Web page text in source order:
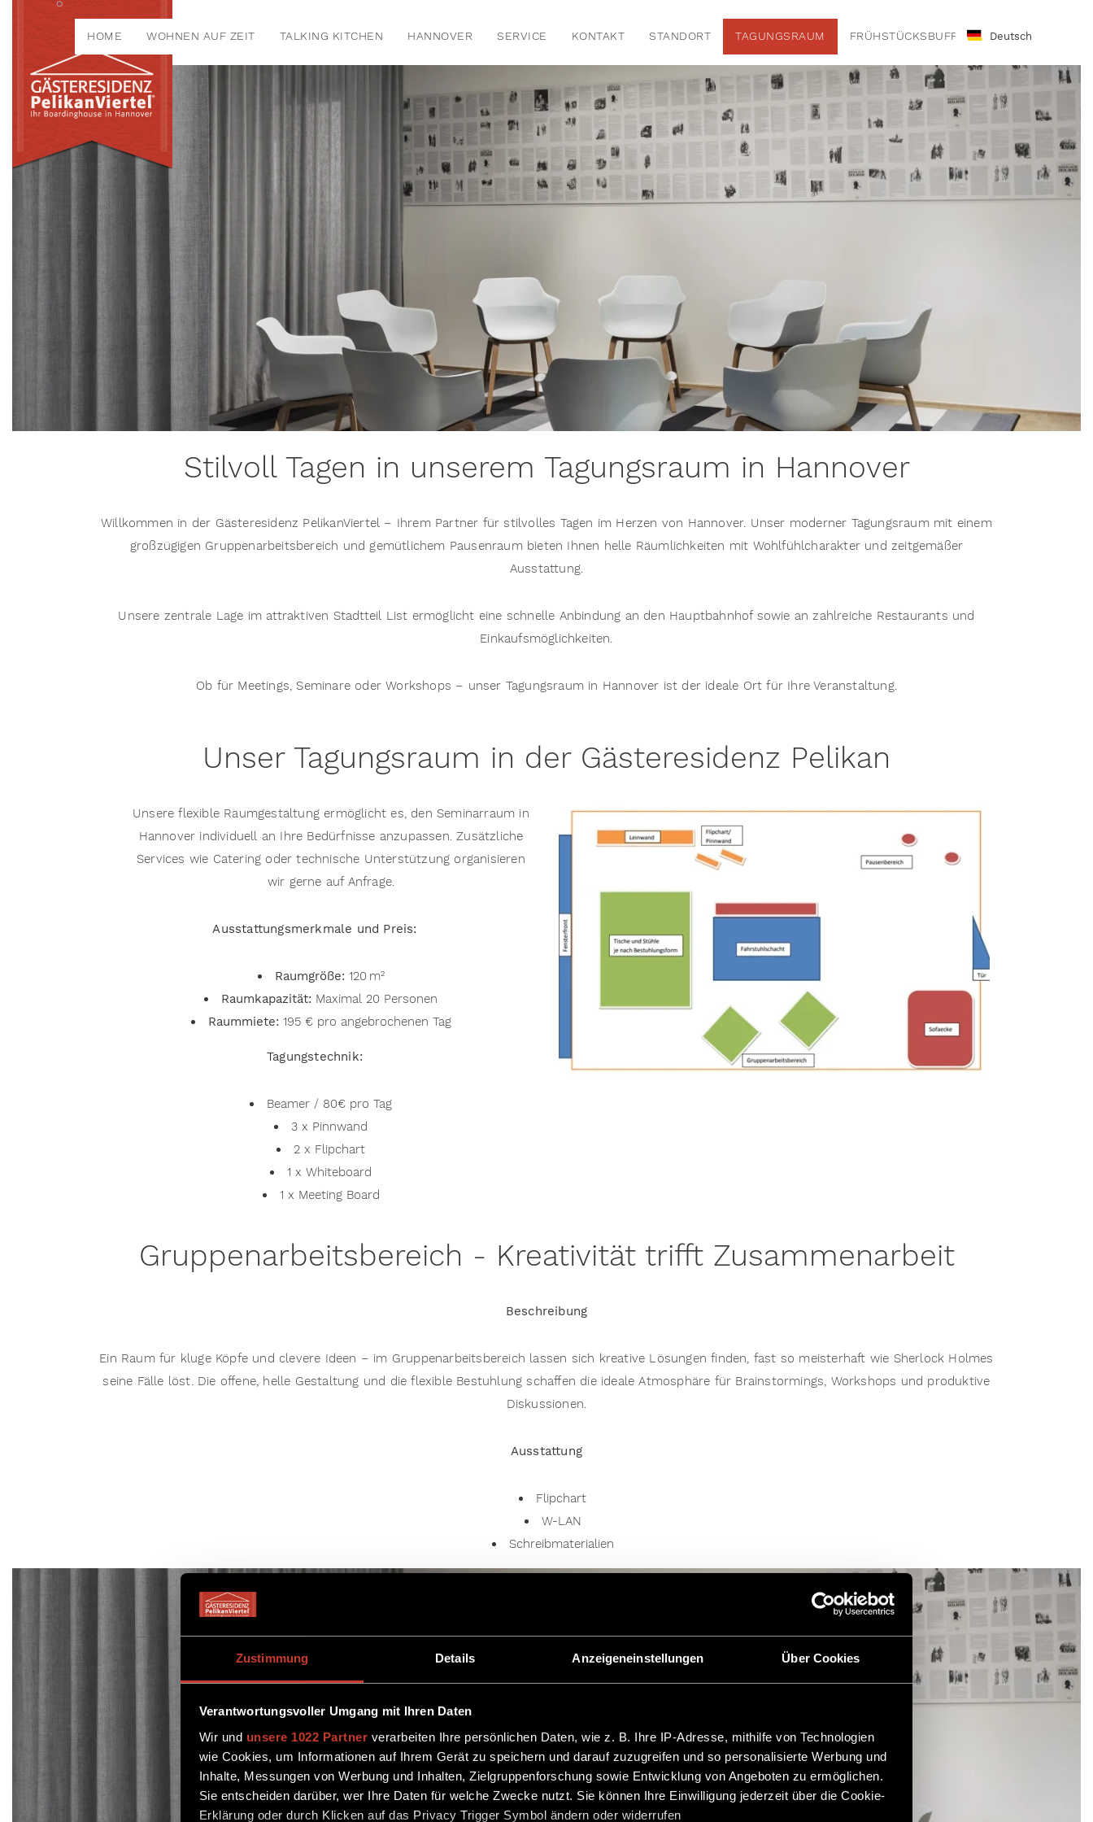
Zustimmung Details Anzeigeneinstellungen Über Cookies
Verantwortungsvoller Umgang mit Ihren Daten
Wir und unsere 1022 Partner verarbeiten Ihre persönlichen Daten, wie z. B. Ihre IP-Adresse, mithilfe von Technologien
wie Cookies, um Informationen auf Ihrem Gerät zu speichern und darauf zuzugreifen und so personalisierte Werbung und
Inhalte, Messungen von Werbung und Inhalten, Zielgruppenforschung sowie Entwicklung von Angeboten zu ermöglichen.
Sie entscheiden darüber, wer Ihre Daten für welche Zwecke nutzt. Sie können Ihre Einwilligung jederzeit über die Cookie-
Erklärung oder durch Klicken auf das Privacy Trigger Symbol ändern oder widerrufen
HOME WOHNEN AUF ZEIT TALKING KITCHEN HANNOVER SERVICE KONTAKT STANDORT TAGUNGSRAUM FRÜHSTÜCKSBUFFET Deutsch
EnglishDeutsch
Stilvoll Tagen in unserem Tagungsraum in Hannover
Willkommen in der Gästeresidenz PelikanViertel – Ihrem Partner für stilvolles Tagen im Herzen von Hannover. Unser moderner Tagungsraum mit einem
großzügigen Gruppenarbeitsbereich und gemütlichem Pausenraum bieten Ihnen helle Räumlichkeiten mit Wohlfühlcharakter und zeitgemäßer
Ausstattung.
Unsere zentrale Lage im attraktiven Stadtteil List ermöglicht eine schnelle Anbindung an den Hauptbahnhof sowie an zahlreiche Restaurants und
Einkaufsmöglichkeiten.
Ob für Meetings, Seminare oder Workshops – unser Tagungsraum in Hannover ist der ideale Ort für Ihre Veranstaltung.
Unser Tagungsraum in der Gästeresidenz Pelikan
Unsere flexible Raumgestaltung ermöglicht es, den Seminarraum in
Hannover individuell an Ihre Bedürfnisse anzupassen. Zusätzliche
Services wie Catering oder technische Unterstützung organisieren
wir gerne auf Anfrage.
Ausstattungsmerkmale und Preis:
Raumgröße: 120 m²
Raumkapazität: Maximal 20 Personen
Raummiete: 195 € pro angebrochenen Tag
Tagungstechnik:
Beamer / 80€ pro Tag
3 x Pinnwand
2 x Flipchart
1 x Whiteboard
1 x Meeting Board
Gruppenarbeitsbereich - Kreativität trifft Zusammenarbeit
Beschreibung
Ein Raum für kluge Köpfe und clevere Ideen – im Gruppenarbeitsbereich lassen sich kreative Lösungen finden, fast so meisterhaft wie Sherlock Holmes
seine Fälle löst. Die offene, helle Gestaltung und die flexible Bestuhlung schaffen die ideale Atmosphäre für Brainstormings, Workshops und produktive
Diskussionen.
Ausstattung
Flipchart
W-LAN
Schreibmaterialien